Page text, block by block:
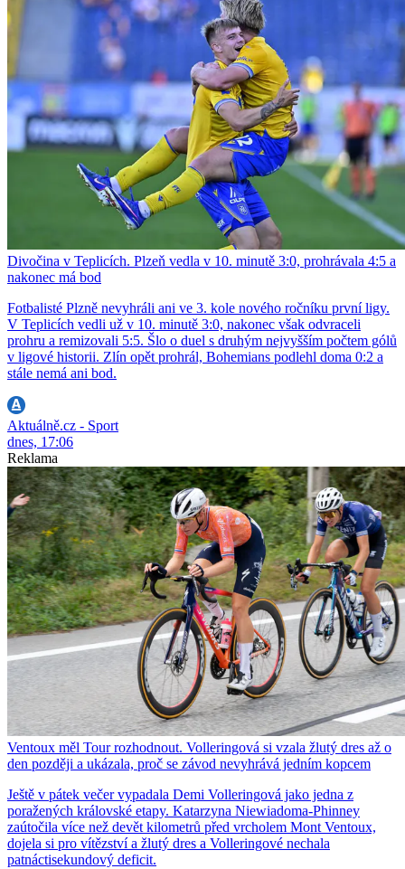
Divočina v Teplicích. Plzeň vedla v 10. minutě 3:0, prohrávala 4:5 a
nakonec má bod
Fotbalisté Plzně nevyhráli ani ve 3. kole nového ročníku první ligy.
V Teplicích vedli už v 10. minutě 3:0, nakonec však odvraceli
prohru a remizovali 5:5. Šlo o duel s druhým nejvyšším počtem gólů
v ligové historii. Zlín opět prohrál, Bohemians podlehl doma 0:2 a
stále nemá ani bod.
Aktuálně.cz - Sport
dnes, 17:06
Reklama
Ventoux měl Tour rozhodnout. Volleringová si vzala žlutý dres až o
den později a ukázala, proč se závod nevyhrává jedním kopcem
Ještě v pátek večer vypadala Demi Volleringová jako jedna z
poražených královské etapy. Katarzyna Niewiadoma-Phinney
zaútočila více než devět kilometrů před vrcholem Mont Ventoux,
dojela si pro vítězství a žlutý dres a Volleringové nechala
patnáctisekundový deficit.